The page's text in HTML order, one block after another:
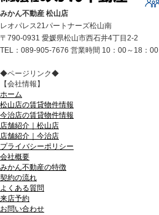
みかん不動産 松山店
レオパレス21パートナーズ松山南
〒790-0931 愛媛県松山市西石井4丁目2-2
TEL：089-905-7676 営業時間 10：00～18：00
◆ページリンク◆
【会社情報】
ホーム
松山店の賃貸物件情報
今治店の賃貸物件情報
店舗紹介｜松山店
店舗紹介｜今治店
プライバシーポリシー
会社概要
みかん不動産の特徴
契約の流れ
よくある質問
来店予約
お問い合わせ